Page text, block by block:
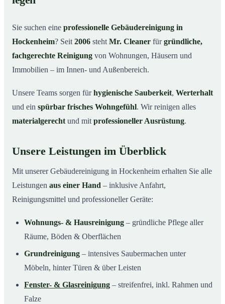
04So läuft die Gebäudereinigung ab
Typische Anlässe für eine Gebäudereinigung
Gebäudereinigung in Hockenheim – Profis im Einsatz
Sie suchen eine professionelle Gebäudereinigung in
Hockenheim? Seit 2006 steht Mr. Cleaner fürgründliche,
fachgerechte Reinigung von Wohnungen, Häusern und
Immobilien – im Innen- und Außenbereich.
Unsere Teams sorgen fürhygienische Sauberkeit, Werterhalt
und ein spürbar frisches Wohngefühl. Wir reinigen alles
materialgerecht und mit professioneller Ausrüstung.
Unsere Leistungen im Überblick
Mit unserer Gebäudereinigung in Hockenheim erhalten Sie alle
Leistungen aus einer Hand – inklusive Anfahrt,
Reinigungsmittel und professioneller Geräte:
Wohnungs- & Hausreinigung – gründliche Pflege aller
Räume, Böden & Oberflächen
Grundreinigung – intensives Saubermachen unter
Möbeln, hinter Türen & über Leisten
Fenster- & Glasreinigung – streifenfrei, inkl. Rahmen und
Falze